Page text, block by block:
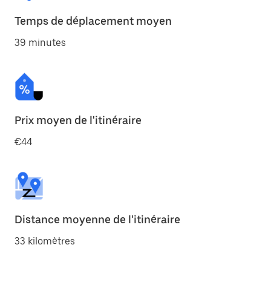
Temps de déplacement moyen
39 minutes
Prix moyen de l'itinéraire
€44
Distance moyenne de l'itinéraire
33 kilomètres